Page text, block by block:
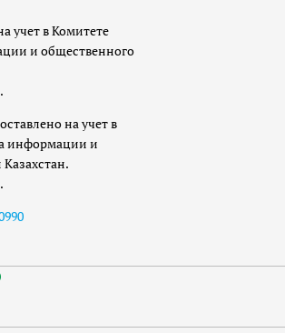
учет в Комитете
и общественного
на учет в
информации и